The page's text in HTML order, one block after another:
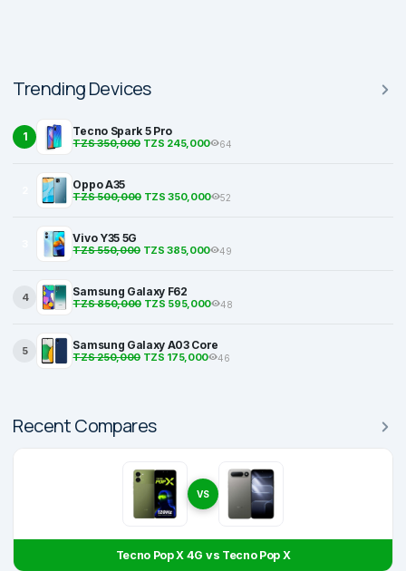
Trending Devices
1 Tecno Spark 5 Pro
TZS 350,000TZS 245,000 64
Oppo A35
TZS 500,000TZS 350,000 52
Vivo Y35 5G
TZS 550,000TZS 385,000 49
4 Samsung Galaxy F62
TZS 850,000TZS 595,000 48
5 Samsung Galaxy A03 Core
TZS 250,000TZS 175,000 46
Recent Compares
VS
Tecno Pop X 4G vs Tecno Pop X